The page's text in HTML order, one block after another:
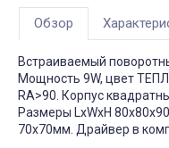
Обзор
Встраиваемый
Мощность 9W, цвет
RA>90. Корпус
Размеры LxWxH
70x70мм. Драйвер в